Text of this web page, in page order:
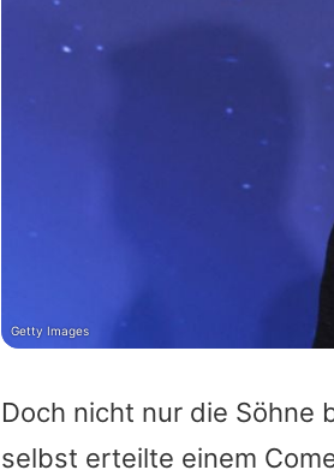
Doch nicht nur die Söhne
selbst erteilte einem
Getty Images